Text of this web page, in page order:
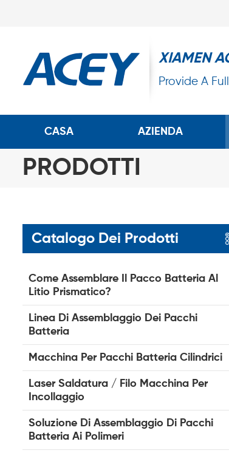
XIAMEN
Provide A
CASA AZIENDA
PRODOTTI
Catalogo Dei Prodotti
Come Assemblare Il Pacco Batteria Al
Litio Prismatico?
Linea Di Assemblaggio Dei Pacchi
Batteria
Macchina Per Pacchi Batteria Cilindrici
Laser Saldatura / Filo Macchina Per
Incollaggio
Soluzione Di Assemblaggio Di Pacchi
Batteria Ai Polimeri